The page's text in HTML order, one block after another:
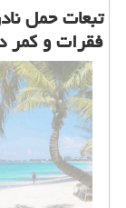
تبعات حمل
فقرات و كمر